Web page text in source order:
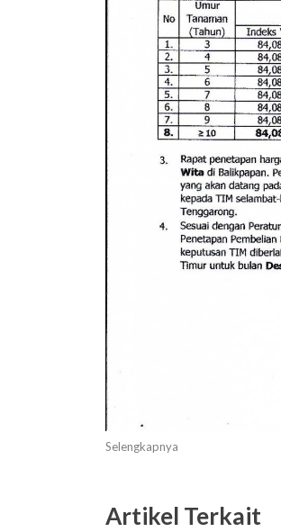
Selengkapnya
Artikel Terkait